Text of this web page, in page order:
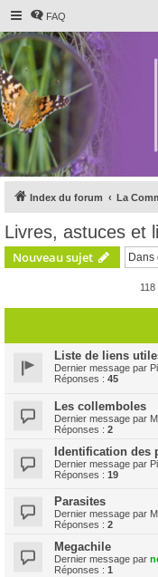
FAQ
Index du forum La
Livres, astuces et
Nouveau sujet
Liste de liens
Dernier message par
Réponses : 45
Les collemboles
Dernier message par
Réponses : 2
Identification des
Dernier message par
Réponses : 19
Parasites
Dernier message par
Réponses : 2
Megachile
Dernier message par
Réponses : 1